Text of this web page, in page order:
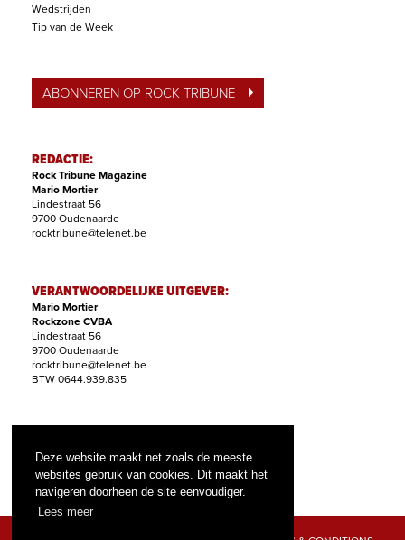
Deze website maakt net zoals de meeste
websites gebruik van cookies. Dit maakt het
navigeren doorheen de site eenvoudiger.
Lees meer
Wedstrijden
Tip van de Week
ABONNEREN OP ROCK TRIBUNE
REDACTIE:
Rock Tribune Magazine
Mario Mortier
Lindestraat 56
9700 Oudenaarde
rocktribune@telenet.be
VERANTWOORDELIJKE UITGEVER:
Mario Mortier
Rockzone CVBA
Lindestraat 56
9700 Oudenaarde
rocktribune@telenet.be
BTW 0644.939.835
Filip Nollet
abonnementen@rock-tribune.com